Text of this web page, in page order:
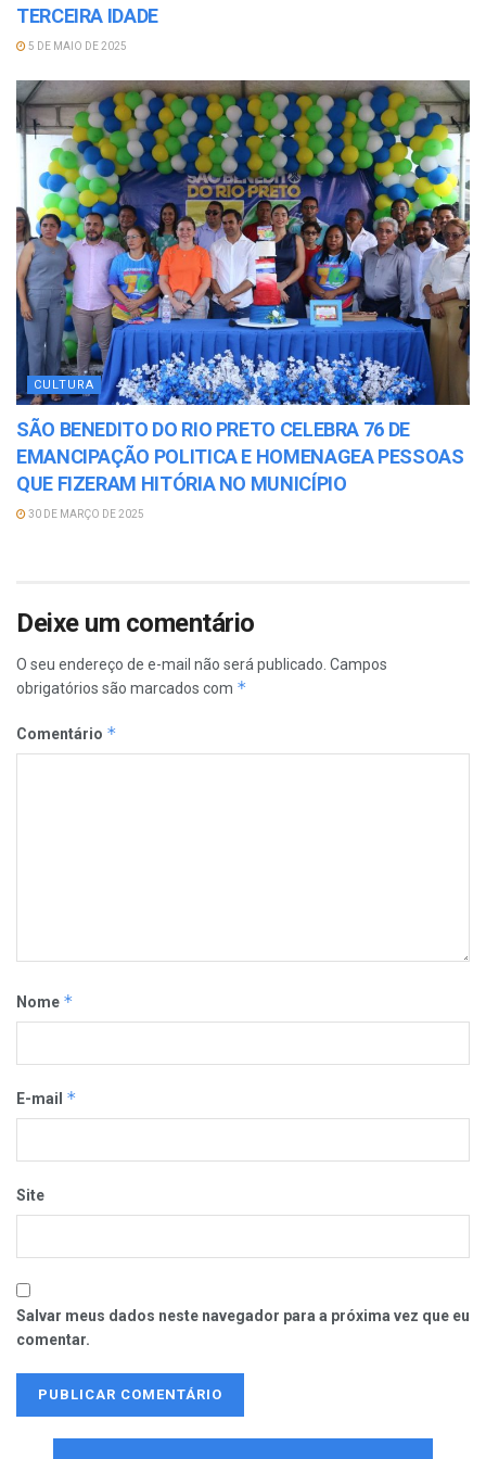
TERCEIRA IDADE
5 DE MAIO DE 2025
CULTURA
SÃO BENEDITO DO RIO PRETO CELEBRA 76 DE
EMANCIPAÇÃO POLITICA E HOMENAGEA PESSOAS
QUE FIZERAM HITÓRIA NO MUNICÍPIO
30 DE MARÇO DE 2025
Deixe um comentário
O seu endereço de e-mail não será publicado. Campos
obrigatórios são marcados com *
Comentário *
Nome *
E-mail *
Site
Salvar meus dados neste navegador para a próxima vez que eu
comentar.